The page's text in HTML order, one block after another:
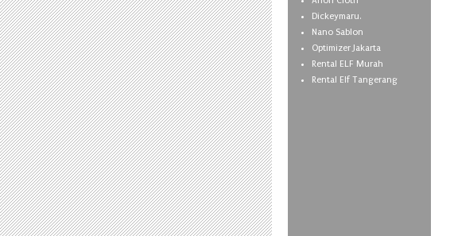
Dickeymaru.
Nano Sablon
Optimizer Jakarta
Rental ELF Murah
Rental Elf Tangerang